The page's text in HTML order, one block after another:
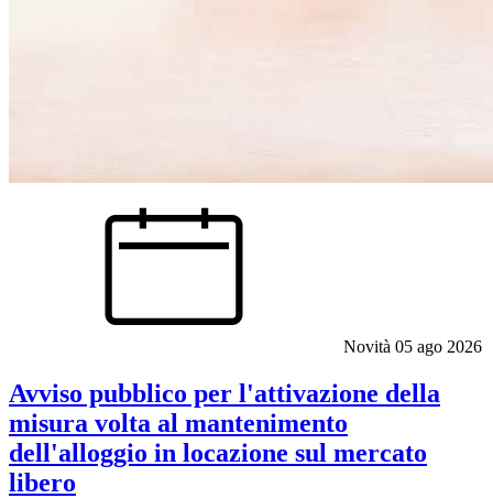
Novità 05 ago 2026
Avviso pubblico per l'attivazione della
misura volta al mantenimento
dell'alloggio in locazione sul mercato
libero